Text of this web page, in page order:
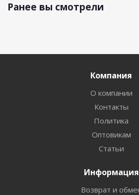
Ранее вы смотрели
Компания
О компании
Контакты
Политика
Оптовикам
Статьи
Информация
Возврат и